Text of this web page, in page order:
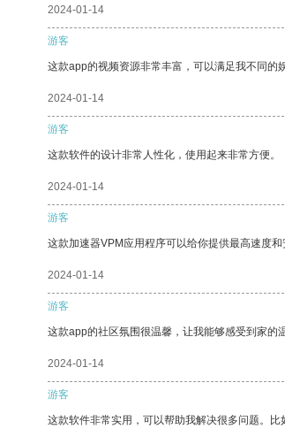
2024-01-14
游客
这款app的视频资源非常丰富，可以满足我不同的
2024-01-14
游客
这款软件的设计非常人性化，使用起来非常方便。
2024-01-14
游客
这款加速器VPM应用程序可以给你提供最高速度
2024-01-14
游客
这款app的社区氛围很温馨，让我能够感受到家的温
2024-01-14
游客
这款软件非常实用，可以帮助我解决很多问题。